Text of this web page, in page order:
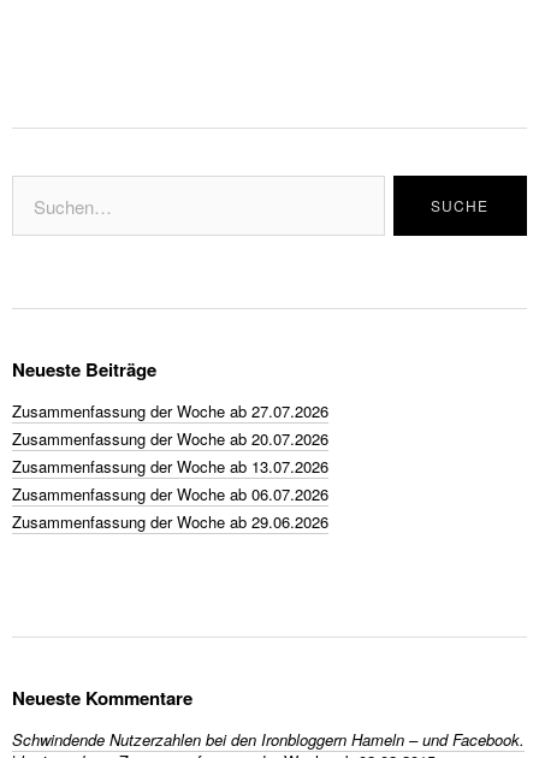
Neueste Beiträge
Zusammenfassung der Woche ab 27.07.2026
Zusammenfassung der Woche ab 20.07.2026
Zusammenfassung der Woche ab 13.07.2026
Zusammenfassung der Woche ab 06.07.2026
Zusammenfassung der Woche ab 29.06.2026
Neueste Kommentare
Schwindende Nutzerzahlen bei den Ironbloggern Hameln – und Facebook.